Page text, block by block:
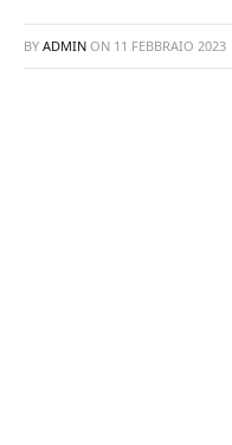
BY ADMIN ON 11 FEBBRAIO 2023